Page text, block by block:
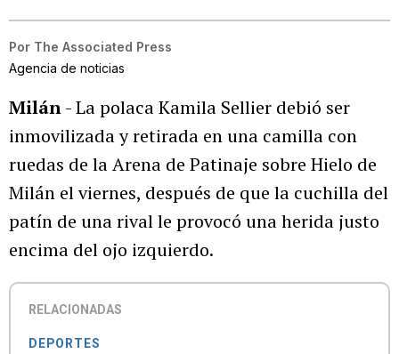
Por The Associated Press
Agencia de noticias
Milán- La polaca Kamila Sellier debió ser
inmovilizada y retirada en una camilla con
ruedas de la Arena de Patinaje sobre Hielo de
Milán el viernes, después de que la cuchilla del
patín de una rival le provocó una herida justo
encima del ojo izquierdo.
RELACIONADAS
DEPORTES